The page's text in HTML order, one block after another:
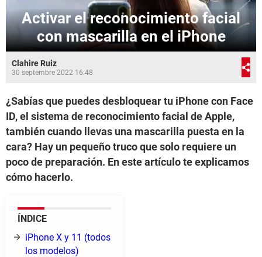
Activar el reconocimiento facial
con mascarilla en el iPhone
Clahire Ruiz
30 septembre 2022 16:48
¿Sabías que puedes desbloquear tu iPhone con Face
ID, el sistema de reconocimiento facial de Apple,
también cuando llevas una mascarilla puesta en la
cara? Hay un pequeño truco que solo requiere un
poco de preparación. En este artículo te explicamos
cómo hacerlo.
ÍNDICE
iPhone X y 11 (todos
los modelos)